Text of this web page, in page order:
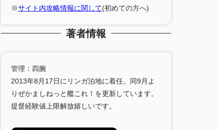
※サイト内攻略情報に関して(初めての方へ)
著者情報
管理：四腕
2013年8月17日にリンガ泊地に着任。同9月よ
りぜかましねっと艦これ！を更新しています。
提督経験値上限解放嬉しいです。